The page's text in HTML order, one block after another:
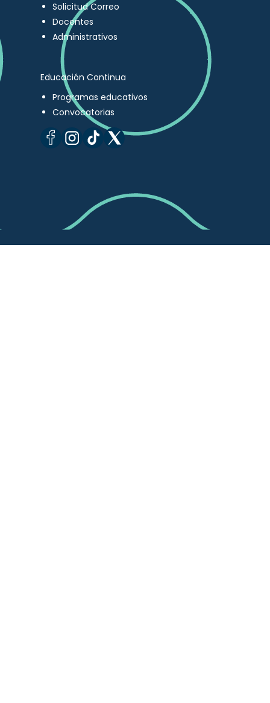
Solicitud Correo
Docentes
Administrativos
Educación Continua
Programas educativos
Convocatorias